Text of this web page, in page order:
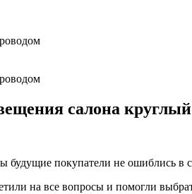
салона круглый
будущие покупатели не ошиблись в
на все вопросы и помогли